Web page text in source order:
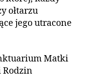
ołtarzu
jego utracone
Matki
Rodzin